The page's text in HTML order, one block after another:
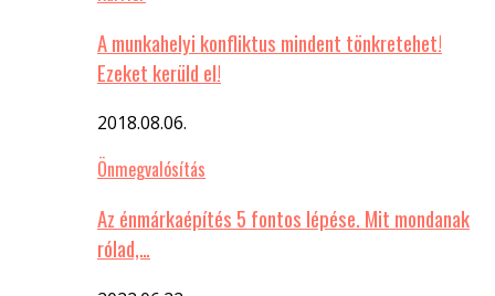
A munkahelyi konfliktus mindent tönkretehet!
Ezeket kerüld el!
2018.08.06.
Önmegvalósítás
Az énmárkaépítés 5 fontos lépése. Mit mondanak
rólad,…